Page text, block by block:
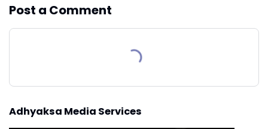
Post a Comment
Adhyaksa Media Services